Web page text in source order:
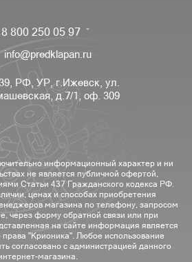
8 800 250 05 97
info@predklapan.ru
РФ, УР, г.Ижевск, ул.
д.7/1, оф. 309
информационный характер и ни
не является публичной офертой,
Статьи 437 Гражданского кодекса РФ.
ценах и способах приобретения
магазина по телефону, запросом
через форму обратной связи или при
на сайте информация является
права "Крионика". Любое использование
согласовано с администрацией данного
магазина.